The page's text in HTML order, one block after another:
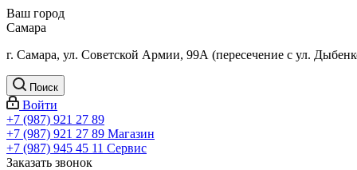
Ваш город
Самара
г. Самара, ул. Советской Армии, 99А (пересечение с ул.
Поиск
Войти
+7 (987) 921 27 89
+7 (987) 921 27 89 Магазин
+7 (987) 945 45 11 Сервис
Заказать звонок